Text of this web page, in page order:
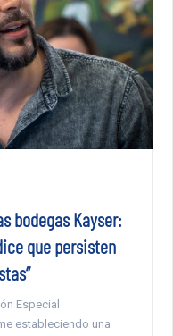
bodegas Kayser:
que persisten
Especial
estableciendo una